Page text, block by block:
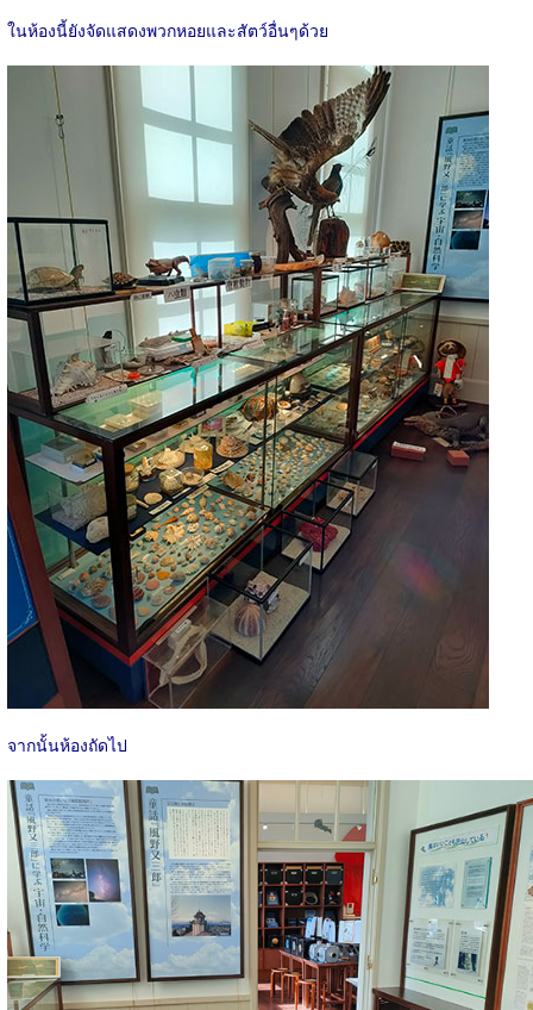
ในห้องนี้ยังจัดแสดงพวกหอยและสัตว์อื่นๆด้วย
จากนั้นห้องถัดไป